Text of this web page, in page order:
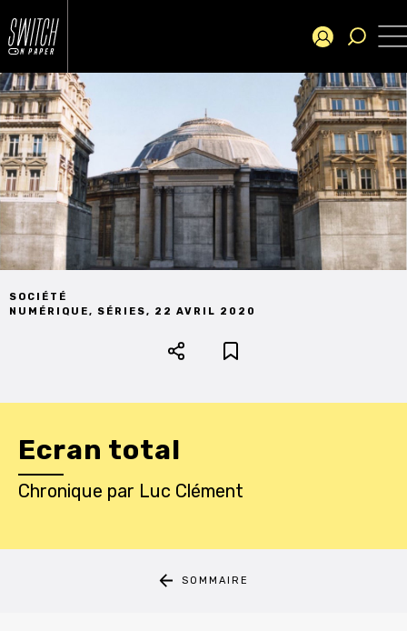
SOCIÉTÉ
NUMÉRIQUE, SÉRIES, 22 AVRIL 2020
Ecran total
Chronique par Luc Clément
SOMMAIRE